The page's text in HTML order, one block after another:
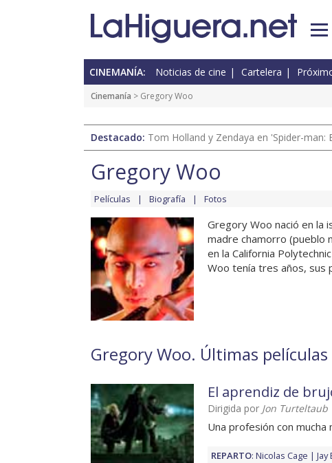
CINEMANÍA: Noticias de cine Cartelera
Cinemanía > Gregory Woo
Destacado: Tom Holland y Zendaya en 'Spider-man:
Gregory Woo
Películas Biografía Fotos
Gregory Woo nació en la
madre chamorro (pueblo
en la California
Woo tenía tres años, sus
Gregory Woo. Últimas
El aprendiz de
Dirigida por Jon Turteltaub
Una profesión con mucha
REPARTO: Nicolas Cage